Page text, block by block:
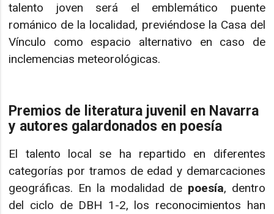
talento joven será el emblemático puente
románico de la localidad, previéndose la Casa del
Vínculo como espacio alternativo en caso de
inclemencias meteorológicas.
Premios de literatura juvenil en Navarra
y autores galardonados en poesía
El talento local se ha repartido en diferentes
categorías por tramos de edad y demarcaciones
geográficas. En la modalidad de poesía, dentro
del ciclo de DBH 1-2, los reconocimientos han